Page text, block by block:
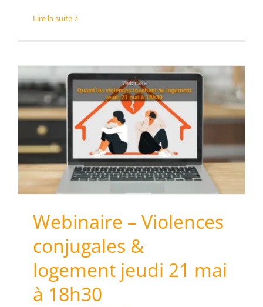
Lire la suite
Webinaire – Violences
conjugales &
logement jeudi 21 mai
à 18h30